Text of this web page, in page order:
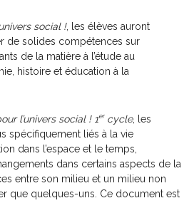
de français de la fin du
du primaire – 2
social !, les élèves auront
de solides compétences sur
de la matière à l’étude au
histoire et éducation à la
l’univers social ! 1ercycle, les
spécifiquement liés à la vie
dans l’espace et le temps,
dans certains aspects de la
entre son milieu et un milieu non
que quelques-uns. Ce document est